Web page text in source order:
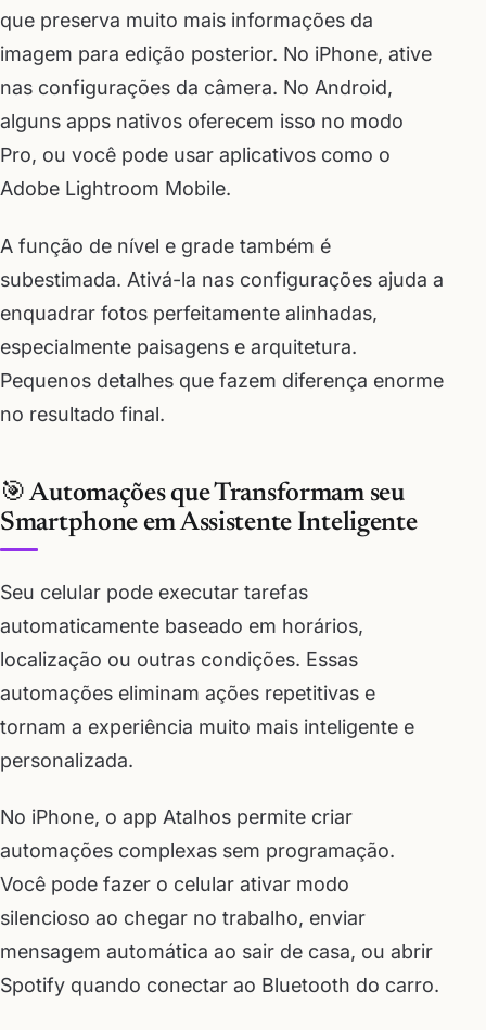
que preserva muito mais informações da
imagem para edição posterior. No iPhone, ative
nas configurações da câmera. No Android,
alguns apps nativos oferecem isso no modo
Pro, ou você pode usar aplicativos como o
Adobe Lightroom Mobile.
A função de nível e grade também é
subestimada. Ativá-la nas configurações ajuda a
enquadrar fotos perfeitamente alinhadas,
especialmente paisagens e arquitetura.
Pequenos detalhes que fazem diferença enorme
no resultado final.
🎯 Automações que Transformam seu
Smartphone em Assistente Inteligente
Seu celular pode executar tarefas
automaticamente baseado em horários,
localização ou outras condições. Essas
automações eliminam ações repetitivas e
tornam a experiência muito mais inteligente e
personalizada.
No iPhone, o app Atalhos permite criar
automações complexas sem programação.
Você pode fazer o celular ativar modo
silencioso ao chegar no trabalho, enviar
mensagem automática ao sair de casa, ou abrir
Spotify quando conectar ao Bluetooth do carro.